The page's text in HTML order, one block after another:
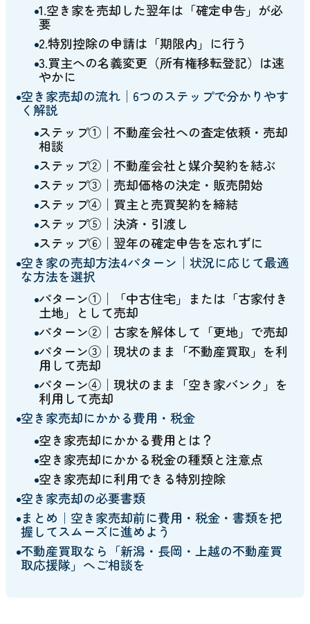
1.空き家を売却した翌年は「確定申告」が必
要
2.特別控除の申請は「期限内」に行う
3.買主への名義変更（所有権移転登記）は速
やかに
空き家売却の流れ│6つのステップで分かりやす
く解説
ステップ①│不動産会社への査定依頼・売却
相談
ステップ②│不動産会社と媒介契約を結ぶ
ステップ③│売却価格の決定・販売開始
ステップ④│買主と売買契約を締結
ステップ⑤│決済・引渡し
ステップ⑥│翌年の確定申告を忘れずに
空き家の売却方法4パターン│状況に応じて最適
な方法を選択
パターン①│「中古住宅」または「古家付き
土地」として売却
パターン②│古家を解体して「更地」で売却
パターン③│現状のまま「不動産買取」を利
用して売却
パターン④│現状のまま「空き家バンク」を
利用して売却
空き家売却にかかる費用・税金
空き家売却にかかる費用とは？
空き家売却にかかる税金の種類と注意点
空き家売却に利用できる特別控除
空き家売却の必要書類
まとめ｜空き家売却前に費用・税金・書類を把
握してスムーズに進めよう
不動産買取なら「新潟・長岡・上越の不動産買
取応援隊」へご相談を